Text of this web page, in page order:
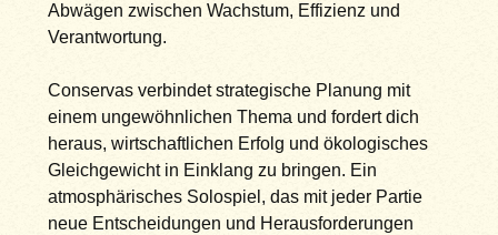
Abwägen zwischen Wachstum, Effizienz und
Verantwortung.
Conservas verbindet strategische Planung mit
einem ungewöhnlichen Thema und fordert dich
heraus, wirtschaftlichen Erfolg und ökologisches
Gleichgewicht in Einklang zu bringen. Ein
atmosphärisches Solospiel, das mit jeder Partie
neue Entscheidungen und Herausforderungen